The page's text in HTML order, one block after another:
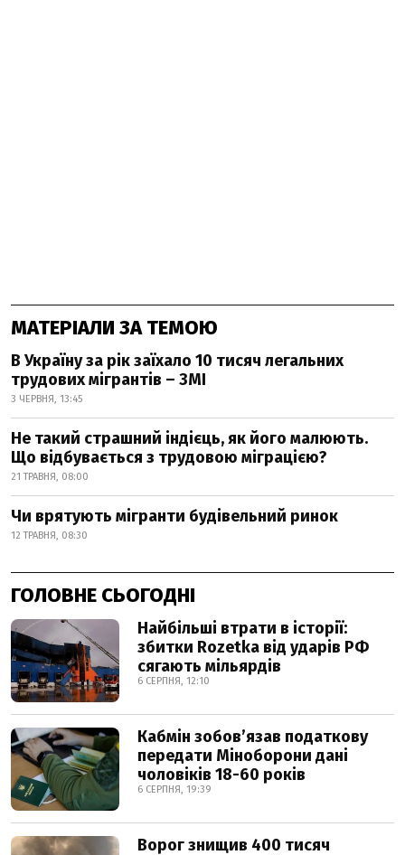
МАТЕРІАЛИ ЗА ТЕМОЮ
В Україну за рік заїхало 10 тисяч легальних
трудових мігрантів – ЗМІ
3 ЧЕРВНЯ, 13:45
Не такий страшний індієць, як його малюють.
Що відбувається з трудовою міграцією?
21 ТРАВНЯ, 08:00
Чи врятують мігранти будівельний ринок
12 ТРАВНЯ, 08:30
ГОЛОВНЕ СЬОГОДНІ
Найбільші втрати в історії:
збитки Rozetka від ударів РФ
сягають мільярдів
6 СЕРПНЯ, 12:10
Кабмін зобовʼязав податкову
передати Міноборони дані
чоловіків 18-60 років
6 СЕРПНЯ, 19:39
Ворог знищив 400 тисяч